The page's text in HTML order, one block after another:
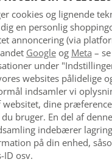
cookies og lignende
en personlig
annoncering (via
Googleog Meta –
under
websites pålidelige
indsamler vi
websitet, dine
bruger. En del af denne
indebærer
på din enhed,
ID osv.